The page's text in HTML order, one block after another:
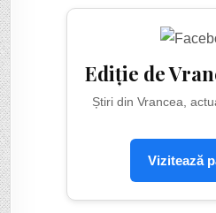
Ediție de
Știri din Vrancea,
Vizitează